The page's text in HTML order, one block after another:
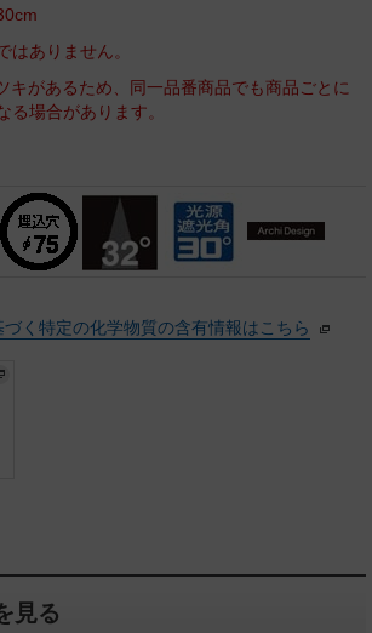
ありません。
があるため、同一品番商品でも商品ごとに
る場合があります。
く特定の化学物質の含有情報はこちら
見る